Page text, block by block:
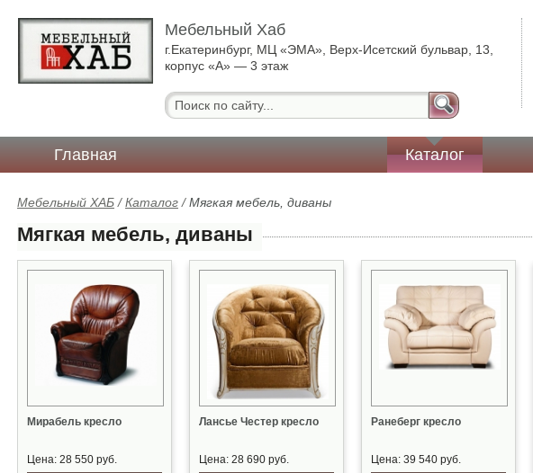
Мебельный Хаб
г.Екатеринбург, МЦ «ЭМА», Верх-Исетский бульвар, 13,
корпус «А» — 3 этаж
Главная Каталог
Мебельный ХАБ /Каталог /Мягкая мебель, диваны
Мягкая мебель, диваны
Мирабель кресло
Цена: 28 550 руб.
Лансье Честер кресло
Цена: 28 690 руб.
Ранеберг кресло
Цена: 39 540 руб.